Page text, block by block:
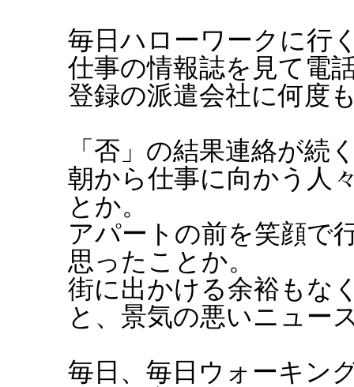
毎日ハローワークに行
仕事の情報誌を見て電
登録の派遣会社に何度
「否」の結果連絡が続
朝から仕事に向かう人
とか。
アパートの前を笑顔で
思ったことか。
街に出かける余裕もな
と、景気の悪いニュー
毎日、毎日ウォーキン